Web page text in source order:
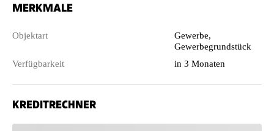
MERKMALE
Objektart
Gewerbe,
Gewerbegrundstück
Verfügbarkeit
in 3 Monaten
KREDITRECHNER